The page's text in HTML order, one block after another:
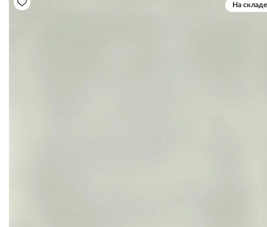
На складе